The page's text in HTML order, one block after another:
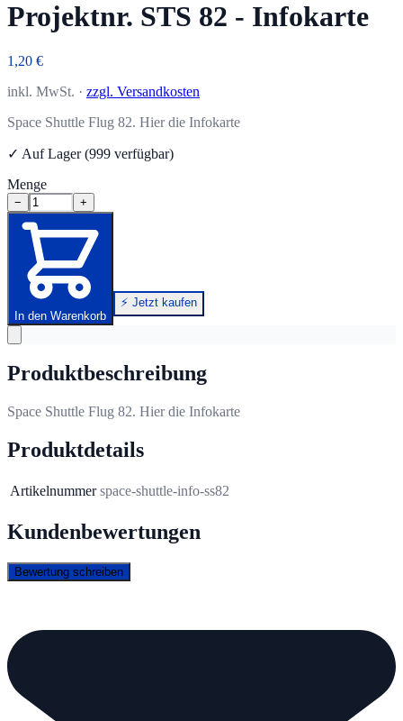
Projektnr. STS 82 - Infokarte
1,20 €
inkl. MwSt. · zzgl. Versandkosten
Space Shuttle Flug 82. Hier die Infokarte
✓ Auf Lager (999 verfügbar)
Menge
− +
In den Warenkorb
⚡ Jetzt kaufen
Produktbeschreibung
Space Shuttle Flug 82. Hier die Infokarte
Produktdetails
Artikelnummer space-shuttle-info-ss82
Kundenbewertungen
Bewertung schreiben